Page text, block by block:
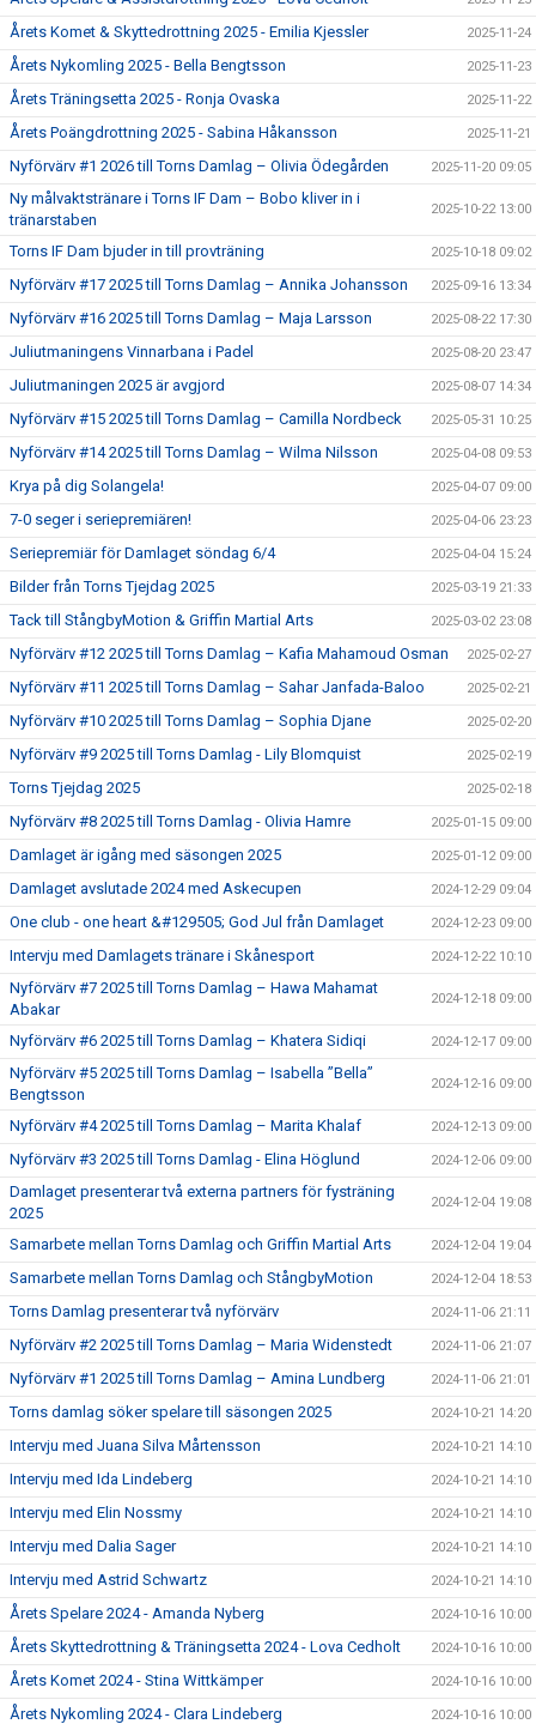
Årets Komet & Skyttedrottning 2025 - Emilia Kjessler 2025-11-24
Årets Nykomling 2025 - Bella Bengtsson 2025-11-23
Årets Träningsetta 2025 - Ronja Ovaska 2025-11-22
Årets Poängdrottning 2025 - Sabina Håkansson 2025-11-21
Nyförvärv #1 2026 till Torns Damlag – Olivia Ödegården 2025-11-20 09:05
Ny målvaktstränare i Torns IF Dam – Bobo kliver in i
tränarstaben
2025-10-22 13:00
Torns IF Dam bjuder in till provträning 2025-10-18 09:02
Nyförvärv #17 2025 till Torns Damlag – Annika Johansson 2025-09-16 13:34
Nyförvärv #16 2025 till Torns Damlag – Maja Larsson 2025-08-22 17:30
Juliutmaningens Vinnarbana i Padel 2025-08-20 23:47
Juliutmaningen 2025 är avgjord 2025-08-07 14:34
Nyförvärv #15 2025 till Torns Damlag – Camilla Nordbeck 2025-05-31 10:25
Nyförvärv #14 2025 till Torns Damlag – Wilma Nilsson 2025-04-08 09:53
Krya på dig Solangela! 2025-04-07 09:00
7-0 seger i seriepremiären! 2025-04-06 23:23
Seriepremiär för Damlaget söndag 6/4 2025-04-04 15:24
Bilder från Torns Tjejdag 2025 2025-03-19 21:33
Tack till StångbyMotion & Griffin Martial Arts 2025-03-02 23:08
Nyförvärv #12 2025 till Torns Damlag – Kafia Mahamoud Osman 2025-02-27
Nyförvärv #11 2025 till Torns Damlag – Sahar Janfada-Baloo 2025-02-21
Nyförvärv #10 2025 till Torns Damlag – Sophia Djane 2025-02-20
Nyförvärv #9 2025 till Torns Damlag - Lily Blomquist 2025-02-19
Torns Tjejdag 2025 2025-02-18
Nyförvärv #8 2025 till Torns Damlag - Olivia Hamre 2025-01-15 09:00
Damlaget är igång med säsongen 2025 2025-01-12 09:00
Damlaget avslutade 2024 med Askecupen 2024-12-29 09:04
One club - one heart &#129505; God Jul från Damlaget 2024-12-23 09:00
Intervju med Damlagets tränare i Skånesport 2024-12-22 10:10
Nyförvärv #7 2025 till Torns Damlag – Hawa Mahamat
Abakar
2024-12-18 09:00
Nyförvärv #6 2025 till Torns Damlag – Khatera Sidiqi 2024-12-17 09:00
Nyförvärv #5 2025 till Torns Damlag – Isabella ”Bella”
Bengtsson
2024-12-16 09:00
Nyförvärv #4 2025 till Torns Damlag – Marita Khalaf 2024-12-13 09:00
Nyförvärv #3 2025 till Torns Damlag - Elina Höglund 2024-12-06 09:00
Damlaget presenterar två externa partners för fysträning
2025
2024-12-04 19:08
Samarbete mellan Torns Damlag och Griffin Martial Arts 2024-12-04 19:04
Samarbete mellan Torns Damlag och StångbyMotion 2024-12-04 18:53
Torns Damlag presenterar två nyförvärv 2024-11-06 21:11
Nyförvärv #2 2025 till Torns Damlag – Maria Widenstedt 2024-11-06 21:07
Nyförvärv #1 2025 till Torns Damlag – Amina Lundberg 2024-11-06 21:01
Torns damlag söker spelare till säsongen 2025 2024-10-21 14:20
Intervju med Juana Silva Mårtensson 2024-10-21 14:10
Intervju med Ida Lindeberg 2024-10-21 14:10
Intervju med Elin Nossmy 2024-10-21 14:10
Intervju med Dalia Sager 2024-10-21 14:10
Intervju med Astrid Schwartz 2024-10-21 14:10
Årets Spelare 2024 - Amanda Nyberg 2024-10-16 10:00
Årets Skyttedrottning & Träningsetta 2024 - Lova Cedholt 2024-10-16 10:00
Årets Komet 2024 - Stina Wittkämper 2024-10-16 10:00
Årets Nykomling 2024 - Clara Lindeberg 2024-10-16 10:00